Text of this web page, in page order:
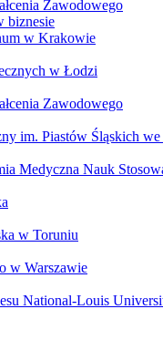
Zawodowego
biznesie
w Krakowie
w Łodzi
Zawodowego
im. Piastów Śląskich we
Medyczna Nauk
w Toruniu
w Warszawie
National-Louis